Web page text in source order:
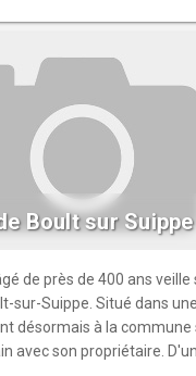
Boult sur Suippe
de près de 400 ans veille
sur-Suippe. Situé dans
désormais à la commune
avec son propriétaire.